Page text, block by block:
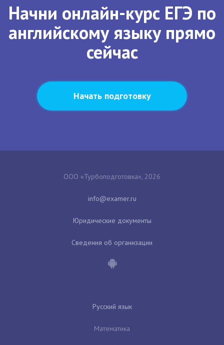
Начни онлайн-курс ЕГЭ по
английскому языку прямо
сейчас
Начать подготовку
ООО «Турбоподготовка», 2026
Юридические документы
Сведения об организации
Русский язык
Математика